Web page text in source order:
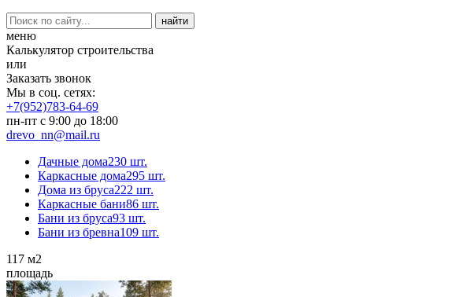
меню
Калькулятор строительства
или
Заказать звонок
Мы в соц. сетях:
+7(952)783-64-69
пн-пт с 9:00 до 18:00
drevo_nn@mail.ru
Дачные дома230 шт.
Каркасные дома295 шт.
Дома из бруса222 шт.
Каркасные бани86 шт.
Бани из бруса93 шт.
Бани из бревна109 шт.
117 м2
площадь